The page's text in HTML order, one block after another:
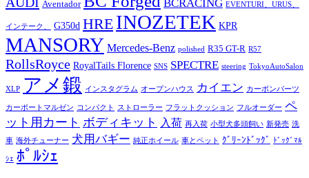
Aventador EVENTURI、URUS、
インテーク、 G350d HRE INOZETEK KPR
MANSORY Mercedes-Benz polished R35 GT-R R57
RollsRoyce RoyalTails Florence SNS SPECTRE steering TokyoAutoSalon
XLP アメ鍛 インスタグラム オープンハウス カイエン カーボンパーツ
カーポートマルゼン コンパクト ストローラー フラットクッション フルオーダー ペ
ット用カート ボディキット 入荷 再入荷 小型犬多頭飼い 新発売 洗
車 海外チューナー 犬用バギー 純正ホイール 車とペット ｸﾞﾘｰﾝﾄﾞｯｸﾞ ﾄﾞｯｸﾞﾏﾙ
ｼｪ ﾎﾟﾙｼｪ